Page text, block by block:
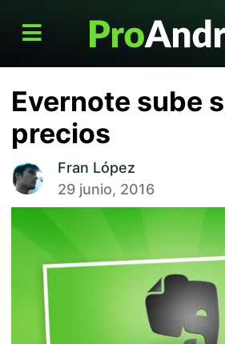
Evernote sube
precios
Fran López
29 junio, 2016